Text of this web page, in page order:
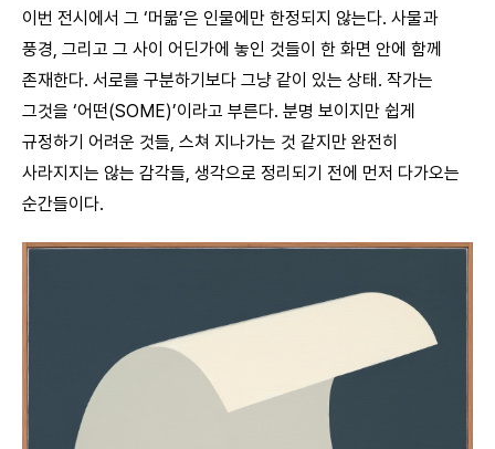
이번 전시에서 그 ‘머묾’은 인물에만 한정되지 않는다. 사물과
풍경, 그리고 그 사이 어딘가에 놓인 것들이 한 화면 안에 함께
존재한다. 서로를 구분하기보다 그냥 같이 있는 상태. 작가는
그것을 ‘어떤(SOME)’이라고 부른다. 분명 보이지만 쉽게
규정하기 어려운 것들, 스쳐 지나가는 것 같지만 완전히
사라지지는 않는 감각들, 생각으로 정리되기 전에 먼저 다가오는
순간들이다.